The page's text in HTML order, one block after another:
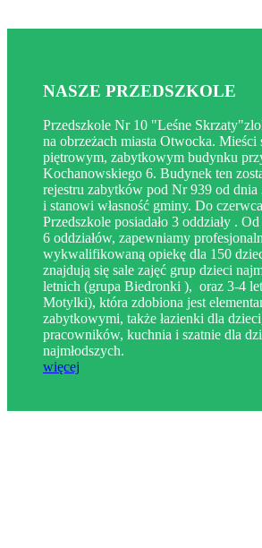
NASZE PRZEDSZKOLE
Przedszkole Nr 10 "Leśne
na obrzeżach miasta Otwocka.
piętrowym, zabytkowym budynku
Kochanowskiego 6. Budynek ten
rejestru zabytków pod Nr 939 od
i stanowi własność gminy. Do
Przedszkole posiadało 3 oddziały .
6 oddziałów, zapewniamy
wykwalifikowaną opiekę dla 150
znajdują się sale zajęć grup dzieci
letnich (grupa Biedronki ), oraz 3-4
Motylki), która zdobiona jest
zabytkowymi, także łazienki dla
pracowników, kuchnia i szatnie dla
najmłodszych.
więcej